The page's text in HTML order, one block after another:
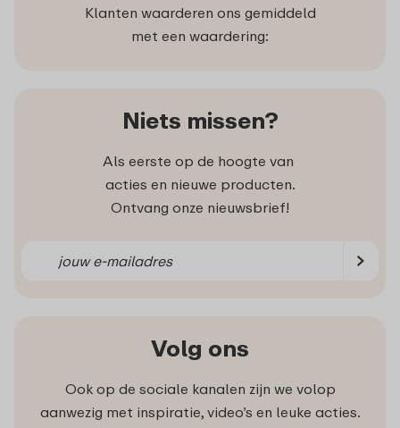
Klanten waarderen ons gemiddeld
met een waardering:
Niets missen?
Als eerste op de hoogte van
acties en nieuwe producten.
Ontvang onze nieuwsbrief!
Volg ons
Ook op de sociale kanalen zijn we volop
aanwezig met inspiratie, video’s en leuke acties.